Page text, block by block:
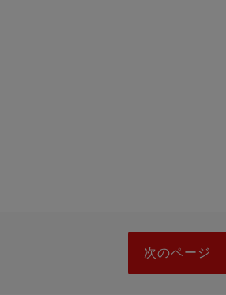
次のページ